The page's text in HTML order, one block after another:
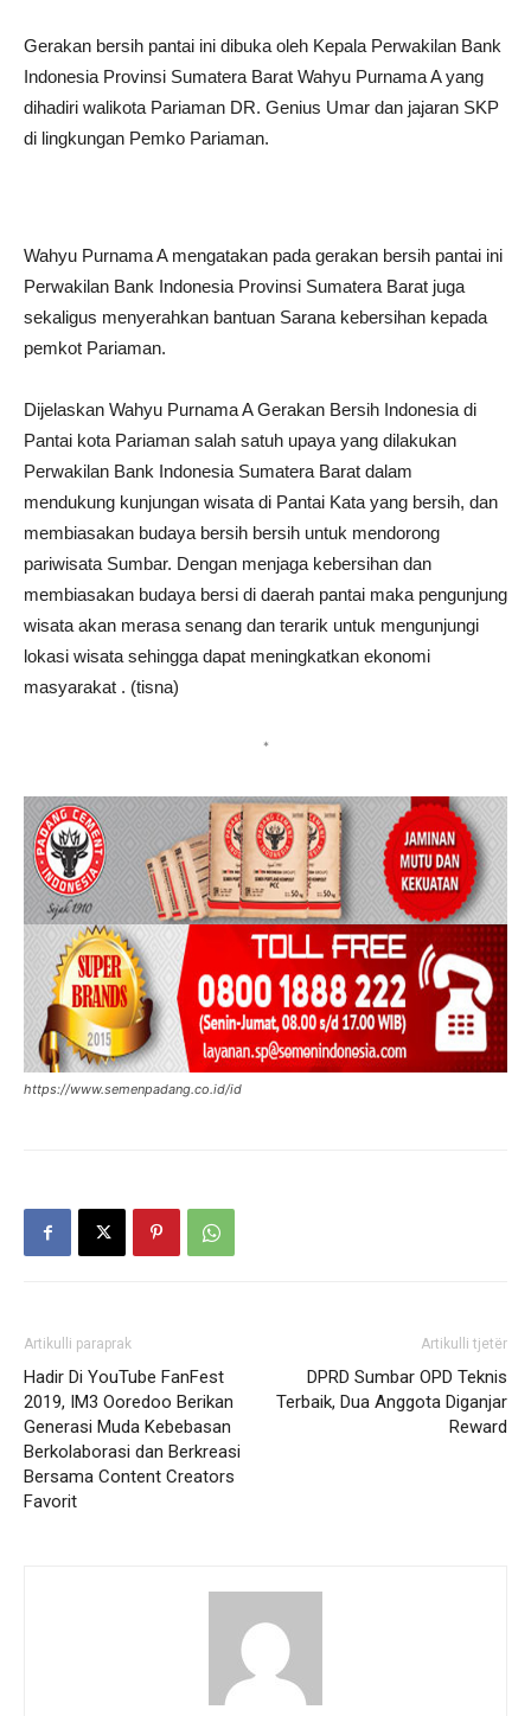
Gerakan bersih pantai ini dibuka oleh Kepala Perwakilan Bank
Indonesia Provinsi Sumatera Barat Wahyu Purnama A yang
dihadiri walikota Pariaman DR. Genius Umar dan jajaran SKP
di lingkungan Pemko Pariaman.
Wahyu Purnama A mengatakan pada gerakan bersih pantai ini
Perwakilan Bank Indonesia Provinsi Sumatera Barat juga
sekaligus menyerahkan bantuan Sarana kebersihan kepada
pemkot Pariaman.
Dijelaskan Wahyu Purnama A Gerakan Bersih Indonesia di
Pantai kota Pariaman salah satuh upaya yang dilakukan
Perwakilan Bank Indonesia Sumatera Barat dalam
mendukung kunjungan wisata di Pantai Kata yang bersih, dan
membiasakan budaya bersih bersih untuk mendorong
pariwisata Sumbar. Dengan menjaga kebersihan dan
membiasakan budaya bersi di daerah pantai maka pengunjung
wisata akan merasa senang dan terarik untuk mengunjungi
lokasi wisata sehingga dapat meningkatkan ekonomi
masyarakat . (tisna)
*
https://www.semenpadang.co.id/id
Artikulli paraprak
Hadir Di YouTube FanFest
2019, IM3 Ooredoo Berikan
Generasi Muda Kebebasan
Berkolaborasi dan Berkreasi
Bersama Content Creators
Favorit
Artikulli tjetër
DPRD Sumbar OPD Teknis
Terbaik, Dua Anggota Diganjar
Reward